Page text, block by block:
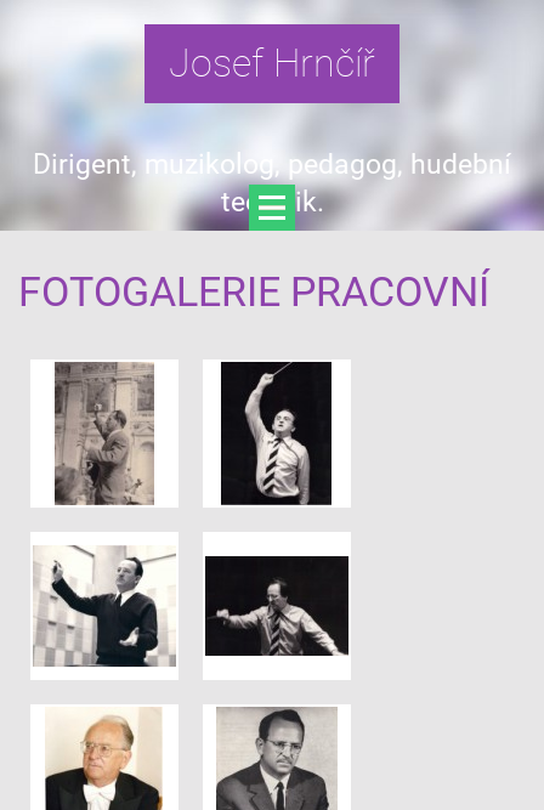
Josef Hrnčíř
Dirigent, muzikolog, pedagog, hudební
teoretik.
FOTOGALERIE PRACOVNÍ